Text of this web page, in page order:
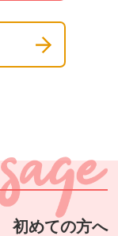
初めての方へ